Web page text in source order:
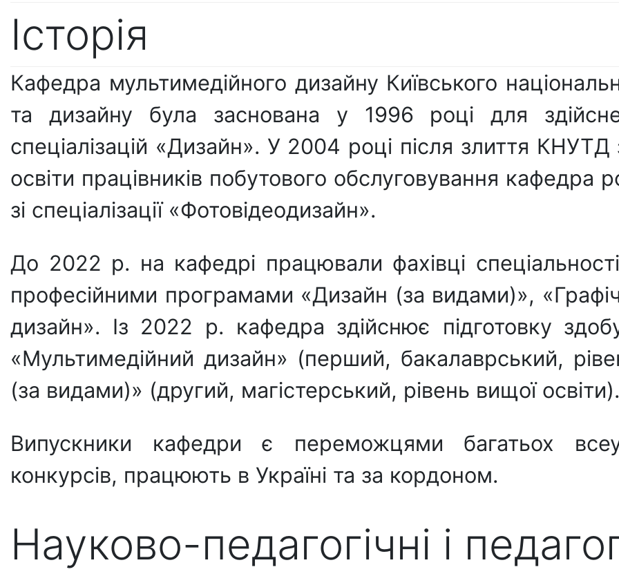
Історія
Кафедра мультимедійного дизайну Київського
та дизайну була заснована у 1996 році для
спеціалізацій «Дизайн». У 2004 році після злиття КНУТД
освіти працівників побутового обслуговування кафедра
зі спеціалізації «Фотовідеодизайн».
До 2022 р. на кафедрі працювали фахівці
професійними програмами «Дизайн (за видами)»,
дизайн». Із 2022 р. кафедра здійснює підготовку
«Мультимедійний дизайн» (перший, бакалаврський,
(за видами)» (другий, магістерський, рівень вищої освіти).
Випускники кафедри є переможцями багатьох
конкурсів, працюють в Україні та за кордоном.
Науково-педагогічні і